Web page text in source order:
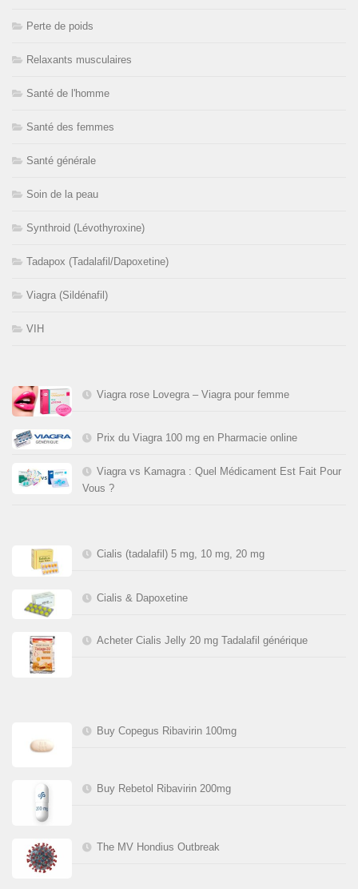
Perte de poids
Relaxants musculaires
Santé de l'homme
Santé des femmes
Santé générale
Soin de la peau
Synthroid (Lévothyroxine)
Tadapox (Tadalafil/Dapoxetine)
Viagra (Sildénafil)
VIH
Viagra rose Lovegra – Viagra pour femme
Prix du Viagra 100 mg en Pharmacie online
Viagra vs Kamagra : Quel Médicament Est Fait Pour
Vous ?
Cialis (tadalafil) 5 mg, 10 mg, 20 mg
Cialis & Dapoxetine
Acheter Cialis Jelly 20 mg Tadalafil générique
Buy Copegus Ribavirin 100mg
Buy Rebetol Ribavirin 200mg
The MV Hondius Outbreak